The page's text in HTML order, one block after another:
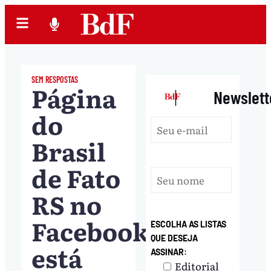
SEM RESPOSTAS
Página
do
Brasil
de Fato
RS no
Facebook
está
|
ESCOLHA AS LISTAS
QUE DESEJA
ASSINAR:
Editorial